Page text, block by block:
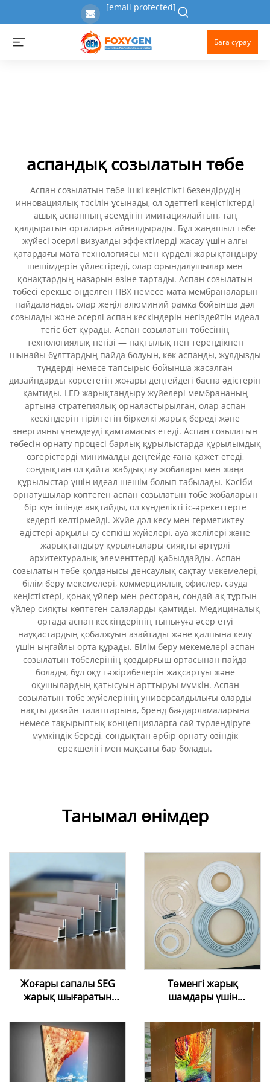
[email protected]
Баға сұрау
аспандық созылатын төбе
Аспан созылатын төбе ішкі кеңістікті безендірудің
инновациялық тәсілін ұсынады, ол әдеттегі кеңістіктерді
ашық аспанның әсемдігін имитациялайтын, таң
қалдыратын орталарға айналдырады. Бұл жаңашыл төбе
жүйесі әсерлі визуалды эффектілерді жасау үшін алғы
қатардағы мата технологиясы мен күрделі жарықтандыру
шешімдерін үйлестіреді, олар орындалушылар мен
қонақтардың назарын өзіне тартады. Аспан созылатын
төбесі ерекше өңделген ПВХ немесе мата мембраналарын
пайдаланады, олар жеңіл алюминий рамка бойынша дәл
созылады және әсерлі аспан кескіндерін негіздейтін идеал
тегіс бет құрады. Аспан созылатын төбесінің
технологиялық негізі — нақтылық пен тереңдікпен
шынайы бұлттардың пайда болуын, көк аспанды, жұлдызды
түндерді немесе тапсырыс бойынша жасалған
дизайндарды көрсететін жоғары деңгейдегі баспа әдістерін
қамтиды. LED жарықтандыру жүйелері мембрананың
артына стратегиялық орналастырылған, олар аспан
кескіндерін тірілтетін біркелкі жарық береді және
энергияны үнемдеуді қамтамасыз етеді. Аспан созылатын
төбесін орнату процесі барлық құрылыстарда құрылымдық
өзгерістерді минималды деңгейде ғана қажет етеді,
сондықтан ол қайта жабдықтау жобалары мен жаңа
құрылыстар үшін идеал шешім болып табылады. Кәсіби
орнатушылар көптеген аспан созылатын төбе жобаларын
бір күн ішінде аяқтайды, ол күнделікті іс-әрекеттерге
кедергі келтірмейді. Жүйе дәл кесу мен герметиктеу
әдістері арқылы су сепкіш жүйелері, ауа желілері және
жарықтандыру құрылғылары сияқты әртүрлі
архитектуралық элементтерді қабылдайды. Аспан
созылатын төбе қолданысы денсаулық сақтау мекемелері,
білім беру мекемелері, коммерциялық офислер, сауда
кеңістіктері, қонақ үйлер мен ресторан, сондай-ақ тұрғын
үйлер сияқты көптеген салаларды қамтиды. Медициналық
ортада аспан кескіндерінің тынығуға әсер етуі
науқастардың қобалжуын азайтады және қалпына келу
үшін ыңғайлы орта құрады. Білім беру мекемелері аспан
созылатын төбелерінің қоздырғыш ортасынан пайда
болады, бұл оқу тәжірибелерін жақсартуы және
оқушылардың қатысуын арттыруы мүмкін. Аспан
созылатын төбе жүйелерінің универсалдылығы оларды
нақты дизайн талаптарына, бренд бағдарламаларына
немесе тақырыптық концепцияларға сай түрлендіруге
мүмкіндік береді, сондықтан әрбір орнату өзіндік
ерекшелігі мен мақсаты бар болады.
Танымал өнімдер
Жоғары сапалы SEG
жарық шығаратын
профилі | Шеңберсіз
силиконды шетті
графикалық көрсету
рамкасы
Төменгі жарық
шамдары үшін
созылғыш төбе
пленкасы жүйесі лампа
сақинасы, лампаның
ұстағышы